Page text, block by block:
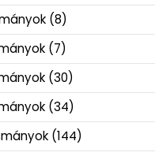
(8)
(7)
(30)
(34)
(144)